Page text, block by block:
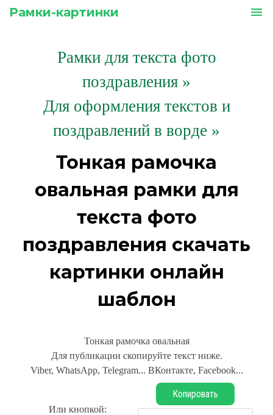
Рамки-картинки menu
Рамки для текста фото
поздравления »
Для оформления текстов и
поздравлений в ворде »
Тонкая рамочка
овальная рамки для
текста фото
поздравления скачать
картинки онлайн
шаблон
Тонкая рамочка овальная
Для публикации скопируйте текст ниже.
Viber, WhatsApp, Telegram... ВКонтакте, Facebook...
Или кнопкой:
Копировать